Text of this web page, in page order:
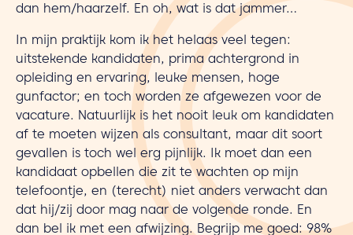
dan hem/haarzelf. En oh, wat is dat jammer…
In mijn praktijk kom ik het helaas veel tegen:
uitstekende kandidaten, prima achtergrond in
opleiding en ervaring, leuke mensen, hoge
gunfactor; en toch worden ze afgewezen voor de
vacature. Natuurlijk is het nooit leuk om kandidaten
af te moeten wijzen als consultant, maar dit soort
gevallen is toch wel erg pijnlijk. Ik moet dan een
kandidaat opbellen die zit te wachten op mijn
telefoontje, en (terecht) niet anders verwacht dan
dat hij/zij door mag naar de volgende ronde. En
dan bel ik met een afwijzing. Begrijp me goed: 98%